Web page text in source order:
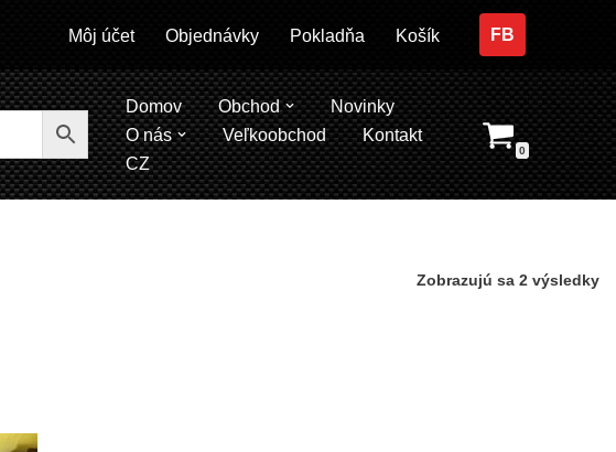
Môj účet Objednávky Pokladňa Košík FB
Domov Obchod
Novinky
O nás
Veľkoobchod
Kontakt
CZ
0
Zobrazujú sa 2 výsledky